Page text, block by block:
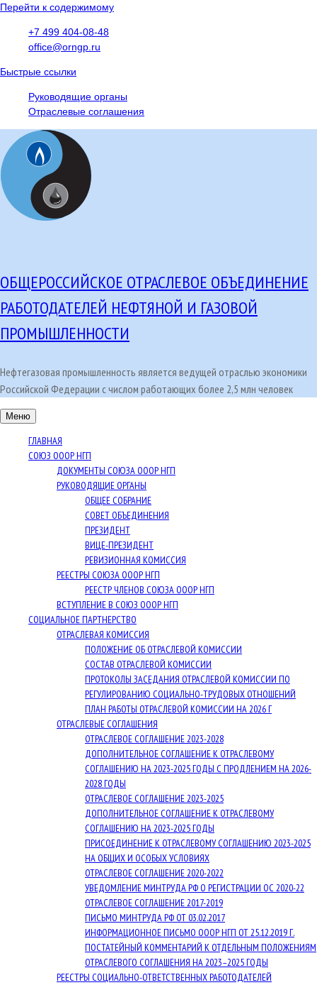
Перейти к содержимому
+7 499 404-08-48
office@orngp.ru
Быстрые ссылки
Руководящие органы
Отраслевые соглашения
ОБЩЕРОССИЙСКОЕ ОТРАСЛЕВОЕ ОБЪЕДИНЕНИЕ
РАБОТОДАТЕЛЕЙ НЕФТЯНОЙ И ГАЗОВОЙ
ПРОМЫШЛЕННОСТИ
Нефтегазовая промышленность является ведущей отраслью экономики
Российской Федерации с числом работающих более 2,5 млн человек
Меню
ГЛАВНАЯ
СОЮЗ ОООР НГП
ДОКУМЕНТЫ СОЮЗА ОООР НГП
РУКОВОДЯЩИЕ ОРГАНЫ
ОБЩЕЕ СОБРАНИЕ
СОВЕТ ОБЪЕДИНЕНИЯ
ПРЕЗИДЕНТ
ВИЦЕ-ПРЕЗИДЕНТ
РЕВИЗИОННАЯ КОМИССИЯ
РЕЕСТРЫ СОЮЗА ОООР НГП
РЕЕСТР ЧЛЕНОВ СОЮЗА ОООР НГП
ВСТУПЛЕНИЕ В СОЮЗ ОООР НГП
СОЦИАЛЬНОЕ ПАРТНЕРСТВО
ОТРАСЛЕВАЯ КОМИССИЯ
ПОЛОЖЕНИЕ ОБ ОТРАСЛЕВОЙ КОМИССИИ
СОСТАВ ОТРАСЛЕВОЙ КОМИССИИ
ПРОТОКОЛЫ ЗАСЕДАНИЯ ОТРАСЛЕВОЙ КОМИССИИ ПО
РЕГУЛИРОВАНИЮ СОЦИАЛЬНО-ТРУДОВЫХ ОТНОШЕНИЙ
ПЛАН РАБОТЫ ОТРАСЛЕВОЙ КОМИССИИ НА 2026 Г
ОТРАСЛЕВЫЕ СОГЛАШЕНИЯ
ОТРАСЛЕВОЕ СОГЛАШЕНИЕ 2023-2028
ДОПОЛНИТЕЛЬНОЕ СОГЛАШЕНИЕ К ОТРАСЛЕВОМУ
СОГЛАШЕНИЮ НА 2023-2025 ГОДЫ С ПРОДЛЕНИЕМ НА 2026-
2028 ГОДЫ
ОТРАСЛЕВОЕ СОГЛАШЕНИЕ 2023-2025
ДОПОЛНИТЕЛЬНОЕ СОГЛАШЕНИЕ К ОТРАСЛЕВОМУ
СОГЛАШЕНИЮ НА 2023-2025 ГОДЫ
ПРИСОЕДИНЕНИЕ К ОТРАСЛЕВОМУ СОГЛАШЕНИЮ 2023-2025
НА ОБЩИХ И ОСОБЫХ УСЛОВИЯХ
ОТРАСЛЕВОЕ СОГЛАШЕНИЕ 2020-2022
УВЕДОМЛЕНИЕ МИНТРУДА РФ О РЕГИСТРАЦИИ ОС 2020-22
ОТРАСЛЕВОЕ СОГЛАШЕНИЕ 2017-2019
ПИСЬМО МИНТРУДА РФ ОТ 03.02.2017
ИНФОРМАЦИОННОЕ ПИСЬМО ОООР НГП ОТ 25.12.2019 Г.
ПОСТАТЕЙНЫЙ КОММЕНТАРИЙ К ОТДЕЛЬНЫМ ПОЛОЖЕНИЯМ
ОТРАСЛЕВОГО СОГЛАШЕНИЯ НА 2023–2025 ГОДЫ
РЕЕСТРЫ СОЦИАЛЬНО-ОТВЕТСТВЕННЫХ РАБОТОДАТЕЛЕЙ